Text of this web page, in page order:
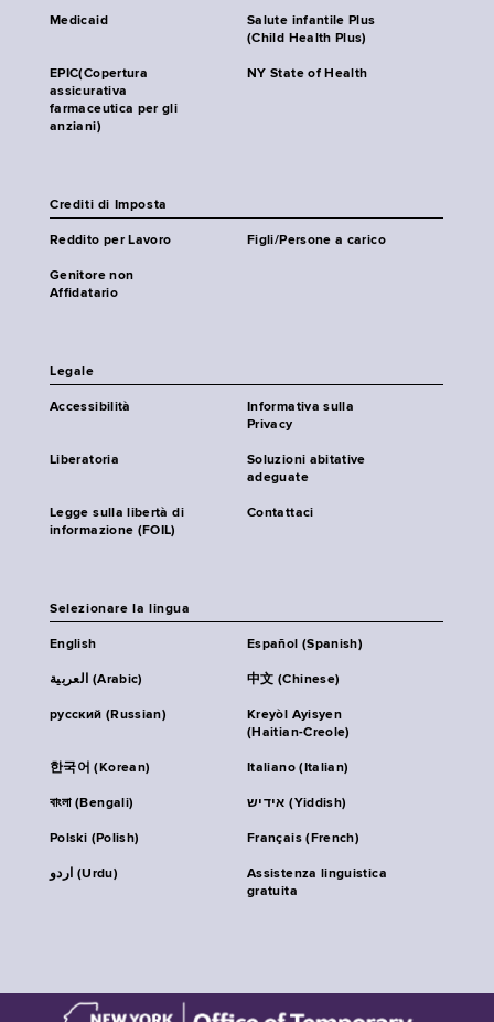
Medicaid
Salute infantile Plus
(Child Health Plus)
EPIC(Copertura
assicurativa
farmaceutica per gli
anziani)
NY State of Health
Crediti di Imposta
Reddito per Lavoro Figli/Persone a carico
Genitore non
Affidatario
Legale
Accessibilità
Informativa sulla
Privacy
Liberatoria
Soluzioni abitative
adeguate
Legge sulla libertà di
informazione (FOIL)
Contattaci
Selezionare la lingua
English Español (Spanish)
العربية (Arabic) 中文 (Chinese)
русский (Russian)
Kreyòl Ayisyen
(Haitian-Creole)
한국어 (Korean) Italiano (Italian)
বাংলা (Bengali) אידיש (Yiddish)
Polski (Polish) Français (French)
اردو (Urdu)
Assistenza linguistica
gratuita